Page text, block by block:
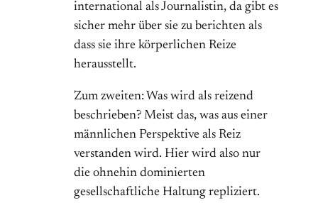
international als Journalistin, da gibt es
sicher mehr über sie zu berichten als
dass sie ihre körperlichen Reize
herausstellt.
Zum zweiten: Was wird als reizend
beschrieben? Meist das, was aus einer
männlichen Perspektive als Reiz
verstanden wird. Hier wird also nur
die ohnehin dominierten
gesellschaftliche Haltung repliziert.